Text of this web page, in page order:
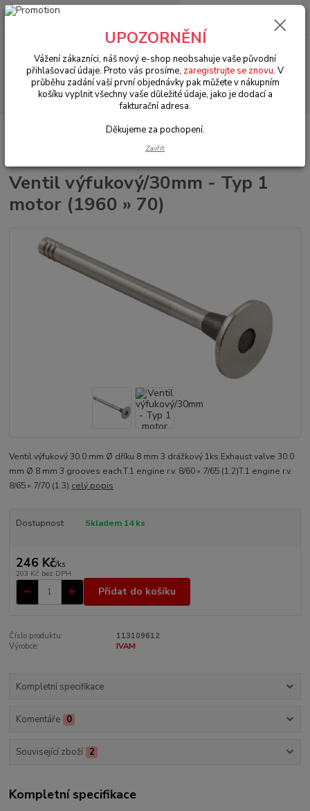
Menu
Hledat
+420 602 330 329
0 Kč
VW Brouk Typ 1 (1938 » 03)
Motory & díly (Engines & parts)
výfukový/30mm - Typ 1 motor (1960 » 70)
Ventil výfukový/30mm - Typ 1
motor (1960 » 70)
Ventil výfukový 30.0 mm Ø dříku 8 mm 3 drážkový 1ks.Exhaust valve 30.0
mm Ø 8 mm 3 grooves each.T.1 engine r.v. 8/60 » 7/65 (1.2)T.1 engine r.v.
8/65 » 7/70 (1.3) celý popis
Dostupnost Skladem 14 ks
246 Kč/ks
203 Kč bez DPH
Přidat do košíku
Číslo produktu:
113109612
Výrobce:
IVAM
Kompletní specifikace
Komentáře 0
Související zboží 2
Kompletní specifikace
UPOZORNĚNÍ
Vážení zákazníci, náš nový e-shop neobsahuje vaše původní
přihlašovací údaje. Proto vás prosíme, zaregistrujte se znovu. V
průběhu zadání vaší první objednávky pak můžete v nákupním
košíku vyplnit všechny vaše důležité údaje, jako je dodací a
fakturační adresa.
Děkujeme za pochopení.
Zavřít